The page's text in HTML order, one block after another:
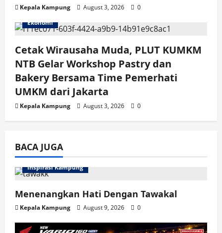
Kepala Kampung August 3, 2026
0
Ekonomi
Cetak Wirausaha Muda, PLUT KUMKM
NTB Gelar Workshop Pastry dan
Bakery Bersama Time Pemerhati
UMKM dari Jakarta
Kepala Kampung August 3, 2026 0
BACA JUGA
Inspirasi Kampung
Menenangkan Hati Dengan Tawakal
Kepala Kampung August 9, 2026 0